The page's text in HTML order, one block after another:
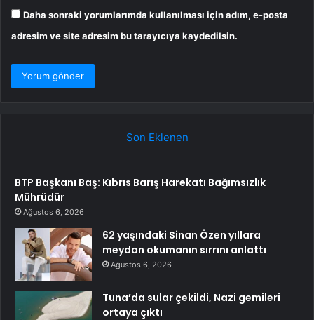
Daha sonraki yorumlarımda kullanılması için adım, e-posta
adresim ve site adresim bu tarayıcıya kaydedilsin.
Son Eklenen
BTP Başkanı Baş: Kıbrıs Barış Harekatı Bağımsızlık
Mührüdür
Ağustos 6, 2026
62 yaşındaki Sinan Özen yıllara
meydan okumanın sırrını anlattı
Ağustos 6, 2026
Tuna’da sular çekildi, Nazi gemileri
ortaya çıktı